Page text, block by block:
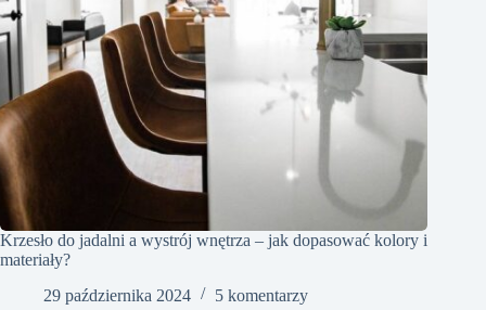
Krzesło do jadalni a wystrój wnętrza – jak dopasować kolory i
materiały?
29 października 2024
5 komentarzy